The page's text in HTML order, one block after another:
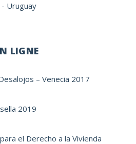
- Uruguay
LIGNE
– Venecia 2017
2019
el Derecho a la Vivienda